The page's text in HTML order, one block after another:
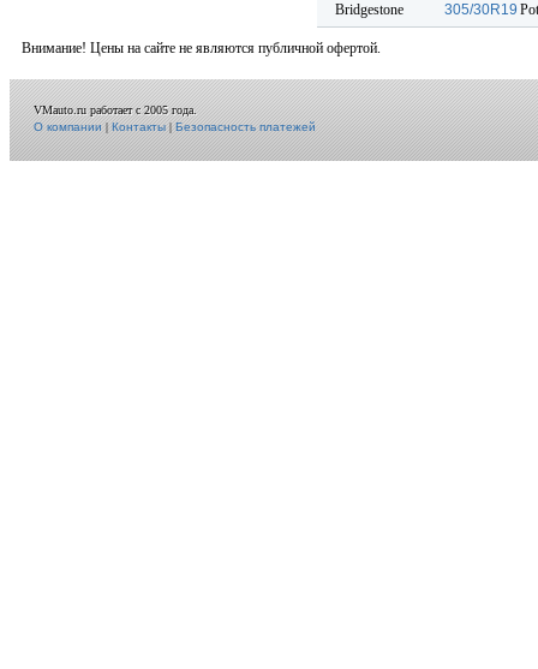
Bridgestone
305/30R19
Внимание! Цены на сайте не являются публичной офертой.
VMauto.ru работает с 2005 года.
О компании|Контакты|Безопасность платежей